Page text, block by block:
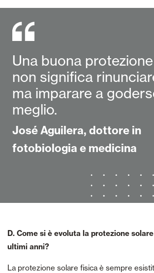
Una buona
non significa
ma imparare a
meglio.
José Aguilera, dottore in
fotobiologia e medicina
D. Come si è evoluta la protezione
ultimi anni?
La protezione solare fisica è sempre